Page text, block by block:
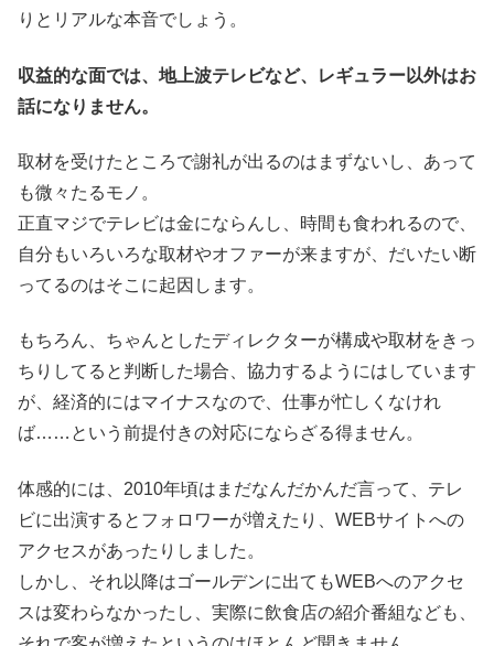
りとリアルな本音でしょう。
収益的な面では、地上波テレビなど、レギュラー以外はお
話になりません。
取材を受けたところで謝礼が出るのはまずないし、あって
も微々たるモノ。
正直マジでテレビは金にならんし、時間も食われるので、
自分もいろいろな取材やオファーが来ますが、だいたい断
ってるのはそこに起因します。
もちろん、ちゃんとしたディレクターが構成や取材をきっ
ちりしてると判断した場合、協力するようにはしています
が、経済的にはマイナスなので、仕事が忙しくなけれ
ば……という前提付きの対応にならざる得ません。
体感的には、2010年頃はまだなんだかんだ言って、テレ
ビに出演するとフォロワーが増えたり、WEBサイトへの
アクセスがあったりしました。
しかし、それ以降はゴールデンに出てもWEBへのアクセ
スは変わらなかったし、実際に飲食店の紹介番組なども、